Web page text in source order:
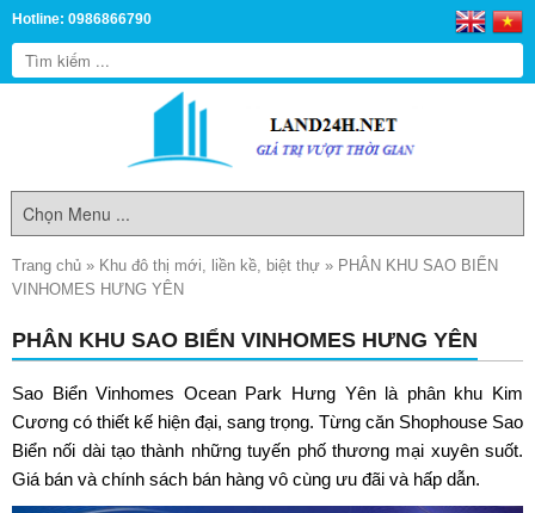
Hotline: 0986866790
Trang chủ » Khu đô thị mới, liền kề, biệt thự » PHÂN KHU SAO BIỂN
VINHOMES HƯNG YÊN
PHÂN KHU SAO BIỂN VINHOMES HƯNG YÊN
Sao Biển Vinhomes Ocean Park Hưng Yênlà phân khu Kim
Cương có thiết kế hiện đại, sang trọng. Từng căn Shophouse Sao
Biển nối dài tạo thành những tuyến phố thương mại xuyên suốt.
Giá bán và chính sách bán hàng vô cùng ưu đãi và hấp dẫn.